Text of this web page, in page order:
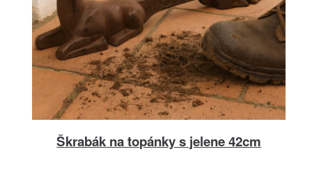
Škrabák na topánky s jelene 42cm